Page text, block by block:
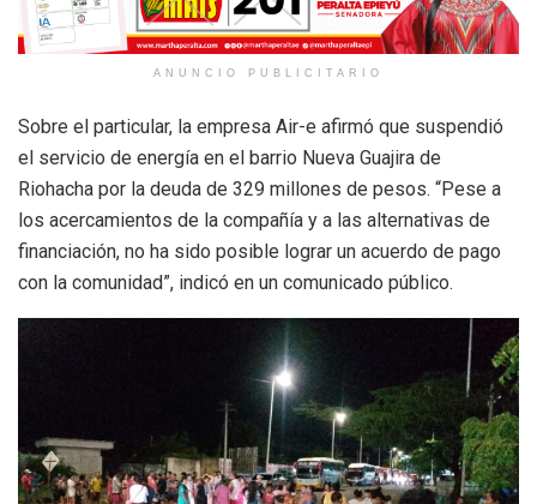
ANUNCIO PUBLICITARIO
Sobre el particular, la empresa Air-e afirmó que suspendió
el servicio de energía en el barrio Nueva Guajira de
Riohacha por la deuda de 329 millones de pesos. “Pese a
los acercamientos de la compañía y a las alternativas de
financiación, no ha sido posible lograr un acuerdo de pago
con la comunidad”, indicó en un comunicado público.